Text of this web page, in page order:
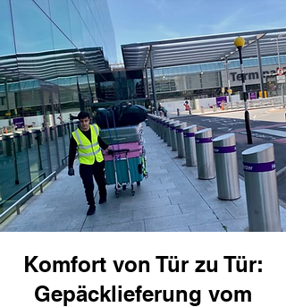
Komfort von Tür zu Tür:
Gepäcklieferung vom